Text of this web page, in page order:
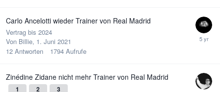
Carlo Ancelotti wieder Trainer von Real Madrid
Vertrag bis 2024
Von Billie, 1. Juni 2021
12 Antworten 1794 Aufrufe
Zinédine Zidane nicht mehr Trainer von Real Madrid
1 2 3